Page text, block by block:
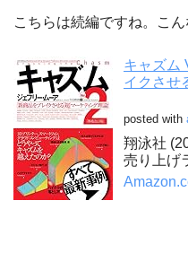
こちらは続編ですね。こん
キャズム
イクさせ
posted with
翔泳社
売り上げ